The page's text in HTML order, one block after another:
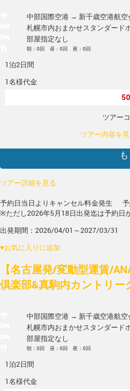
中部国際空港 → 新千歳空港航空
札幌市内おまかせスタンダード
部屋指定なし
朝：0回 昼：0回 夜：0回
1泊2日間
1名様代金
ツアー
ツアー内容を
ツアー詳細を見る
予約日当日よりキャンセル料金発生
※ただし2026年5月18日出発迄は予約日
出発期間：2026/04/01～2027/03/31
♥お気に入りに追加
【名古屋発/変動型運賃/
倶楽部&真駒内カントリ
中部国際空港 → 新千歳空港航空
札幌市内おまかせスタンダード
部屋指定なし
朝：0回 昼：0回 夜：0回
1泊2日間
1名様代金